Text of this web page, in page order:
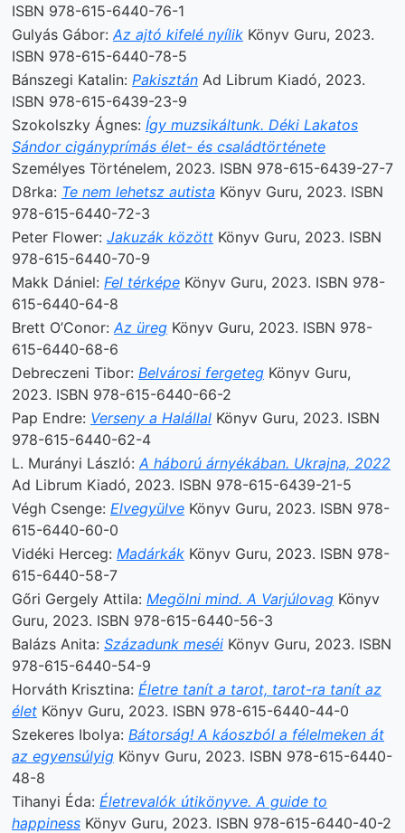
ISBN 978-615-6440-76-1
Gulyás Gábor:Az ajtó kifelé nyílik Könyv Guru, 2023.
ISBN 978-615-6440-78-5
Bánszegi Katalin: Pakisztán Ad Librum Kiadó, 2023.
ISBN 978-615-6439-23-9
Szokolszky Ágnes: Így muzsikáltunk. Déki Lakatos
Sándor cigányprímás élet- és családtörténete
Személyes Történelem, 2023. ISBN 978-615-6439-27-7
D8rka: Te nem lehetsz autista Könyv Guru, 2023. ISBN
978-615-6440-72-3
Peter Flower: Jakuzák között Könyv Guru, 2023. ISBN
978-615-6440-70-9
Makk Dániel: Fel térképe Könyv Guru, 2023. ISBN 978-
615-6440-64-8
Brett O’Conor:Az üreg Könyv Guru, 2023. ISBN 978-
615-6440-68-6
Debreczeni Tibor: Belvárosi fergeteg Könyv Guru,
2023. ISBN 978-615-6440-66-2
Pap Endre: Verseny a Halállal Könyv Guru, 2023. ISBN
978-615-6440-62-4
L. Murányi László:A háború árnyékában. Ukrajna, 2022
Ad Librum Kiadó, 2023. ISBN 978-615-6439-21-5
Végh Csenge: Elvegyülve Könyv Guru, 2023. ISBN 978-
615-6440-60-0
Vidéki Herceg: Madárkák Könyv Guru, 2023. ISBN 978-
615-6440-58-7
Gőri Gergely Attila: Megölni mind. A Varjúlovag Könyv
Guru, 2023. ISBN 978-615-6440-56-3
Balázs Anita: Századunk meséi Könyv Guru, 2023. ISBN
978-615-6440-54-9
Horváth Krisztina: Életre tanít a tarot, tarot-ra tanít az
élet Könyv Guru, 2023. ISBN 978-615-6440-44-0
Szekeres Ibolya: Bátorság! A káoszból a félelmeken át
az egyensúlyig Könyv Guru, 2023. ISBN 978-615-6440-
48-8
Tihanyi Éda: Életrevalók útikönyve. A guide to
happiness Könyv Guru, 2023. ISBN 978-615-6440-40-2